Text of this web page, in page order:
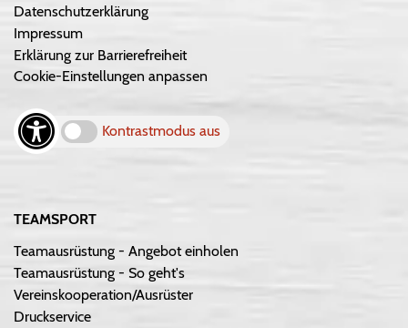
Datenschutzerklärung
Impressum
Erklärung zur Barrierefreiheit
Cookie-Einstellungen anpassen
Kontrastmodus aus
TEAMSPORT
Teamausrüstung - Angebot einholen
Teamausrüstung - So geht's
Vereinskooperation/Ausrüster
Druckservice